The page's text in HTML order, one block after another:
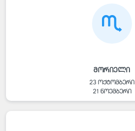
მორიელი
23 ოქტომბერი
21 ნოემბერი